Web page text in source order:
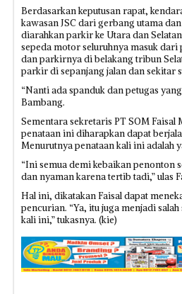
Berdasarkan keputusan rapat,
kawasan JSC dari gerbang utama
diarahkan parkir ke Utara dan
sepeda motor seluruhnya masuk
dan parkirnya di belakang tribun
parkir di sepanjang jalan dan sekitar
“Nanti ada spanduk dan petugas
Bambang.
Sementara sekretaris PT SOM Faisal
penataan ini diharapkan dapat
Menurutnya penataan kali ini adalah
“Ini semua demi kebaikan penonton
dan nyaman karena tertib tadi,” ulas
Hal ini, dikatakan Faisal dapat
pencurian. “Ya, itu juga menjadi
kali ini,” tukasnya. (kie)